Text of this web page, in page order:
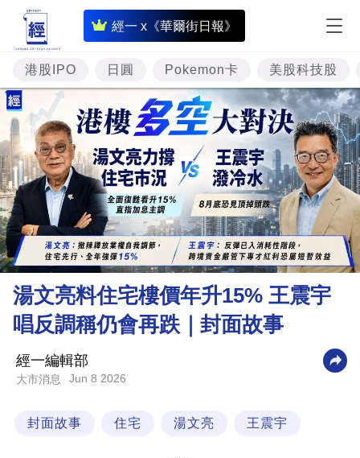
經一 x《華爾街日報》
即
時
財
經
專
題
投
資
樓
市
理
財
商
科
港股IPO 日圓 Pokemon卡 美股科技股
湯文亮料住宅樓價年升15% 王震宇
唱反調稱仍會再跌｜封面故事
經一編輯部
大市消息 Jun 8 2026
封面故事 住宅 湯文亮 王震宇